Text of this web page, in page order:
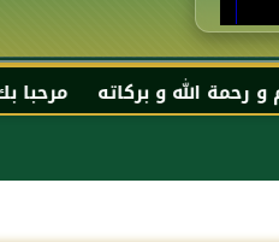
بركاته مرحبا بك أخي